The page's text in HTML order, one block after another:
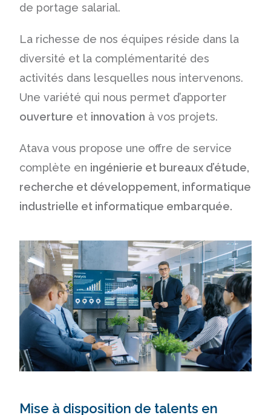
de portage salarial.
La richesse de nos équipes réside dans la
diversité et la complémentarité des
activités dans lesquelles nous intervenons.
Une variété qui nous permet d’apporter
ouverture et innovation à vos projets.
Atava vous propose une offre de service
complète en ingénierie et bureaux d’étude,
recherche et développement, informatique
industrielle et informatique embarquée.
Mise à disposition de talents en